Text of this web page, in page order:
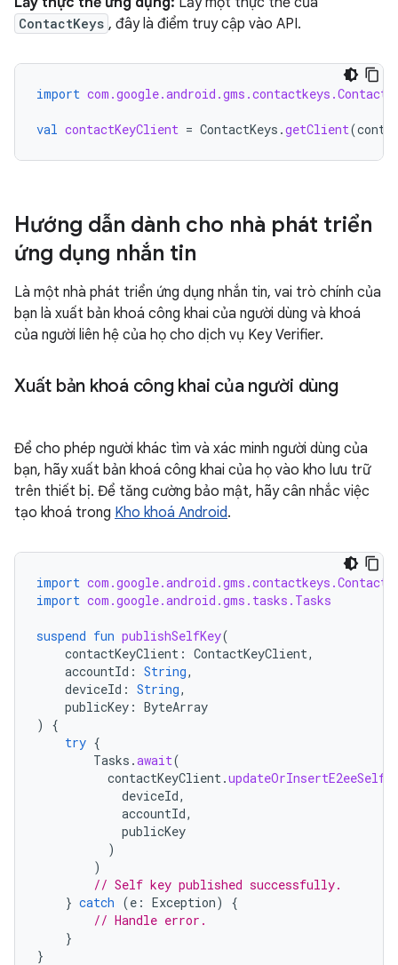
ContactKeys , đây là điểm truy cập vào API.
import
val contactKeyClient = ContactKeys .getClient(
Hướng dẫn dành cho nhà phát triển
ứng dụng nhắn tin
Là một nhà phát triển ứng dụng nhắn tin, vai trò chính của
bạn là xuất bản khoá công khai của người dùng và khoá
của người liên hệ của họ cho dịch vụ Key Verifier.
Xuất bản khoá công khai của người dùng
Để cho phép người khác tìm và xác minh người dùng của
bạn, hãy xuất bản khoá công khai của họ vào kho lưu trữ
trên thiết bị. Để tăng cường bảo mật, hãy cân nhắc việc
tạo khoá trong Kho khoá Android.
import
import com.google.android.gms.tasks.Tasks
suspend fun publishSelfKey(
contactKeyClient : ContactKeyClient,
accountId : String,
deviceId : String,
publicKey : ByteArray
)
{
try {
Tasks .await(
contactKeyClient.
deviceId,
accountId,
publicKey
)
)
// Self key published successfully.
} catch (e : Exception)
{
// Handle error.
}
}